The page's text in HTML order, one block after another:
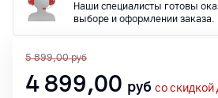
Наши специалисты готовы
выборе и оформлении заказа.
5 899,00 руб
4 899,00 руб со скидкой